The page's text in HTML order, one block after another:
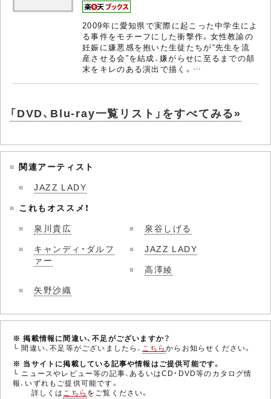
2009年に愛知県で実際に起こった中学生によ
る事件をモチーフにした衝撃作。女性教諭の
妊娠に嫌悪感を抱いた生徒たちが“先生を流
産させる会”を結成、嫌がらせに至るまでの顛
末をキレのある演出で描く。…
「DVD、Blu-ray一覧リスト」をすべてみる»
関連アーティスト
JAZZ LADY
これもオススメ！
泉川貴広
泉谷しげる
キャンディ・ダルフ
ァー
JAZZ LADY
高澤綾
矢野沙織
※ 掲載情報に間違い、不足がございますか？
└ 間違い、不足等がございましたら、 こちらからお知らせください。
※ 当サイトに掲載している記事や情報はご提供可能です。
└ ニュースやレビュー等の記事、あるいはCD・DVD等のカタログ情
報、いずれもご提供可能です。
詳しくはこちら をご覧ください。